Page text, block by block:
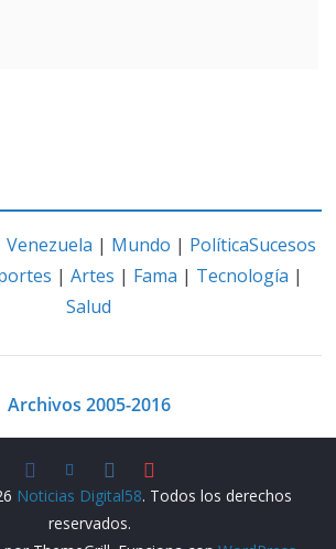
Venezuela | Mundo | PolíticaSucesos
|Artes | Fama | Tecnología |
Salud
Archivos 2005-2016
Noticias Digital58. Todos los derechos
reservados.